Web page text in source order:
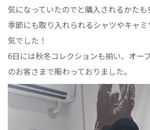
気になっていたのでと購入されるかた
季節にも取り入れられるシャツやキャミ
気でした！
6日には秋冬コレクションも揃い、オー
のお客さまで賑わっておりました。